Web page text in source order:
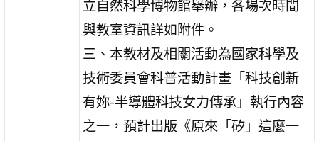
立自然科學博物館舉辦，各場次時間
與教室資訊詳如附件。
三、本教材及相關活動為國家科學及
技術委員會科普活動計畫「科技創新
有妳-半導體科技女力傳承」執行內容
之一，預計出版《原來「矽」這麼一